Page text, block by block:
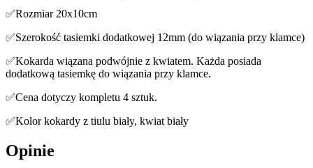
✅Rozmiar 20x10cm
✅Szerokość tasiemki dodatkowej 12mm (do wiązania przy klamce)
✅Kokarda wiązana podwójnie z kwiatem. Każda posiada
dodatkową tasiemkę do wiązania przy klamce.
✅Cena dotyczy kompletu 4 sztuk.
✅Kolor kokardy z tiulu biały, kwiat biały
Opinie